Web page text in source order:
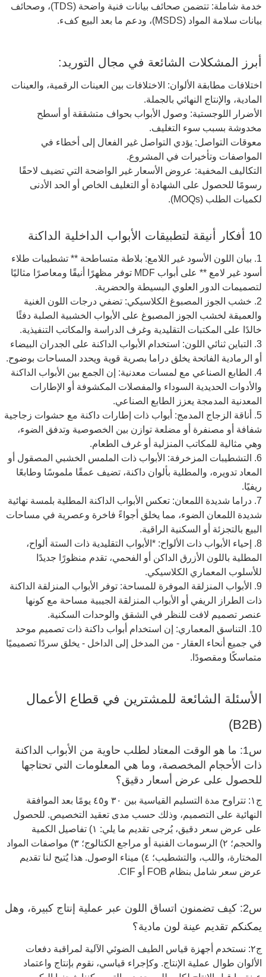
خدمة شاملة: تتضمن صحائف بيانات فنية واضحة (TDS)، وصحائف
بيانات سلامة المواد (MSDS)، ودعم ما بعد البيع كفء.
أبرز المشكلات الشائعة في مجال التوريد:
اختلافات مطابقة الألوان: الاختلافات بين العينات الرقمية، والعينات
المادية، والإنتاج النهائي بالجملة.
الأضرار اللوجستية: وصول الأبواب بحواف متشققة أو أسطح
مخدوشة بسبب سوء التغليف.
معوقات التواصل: يؤدي التواصل غير الفعال إلى أخطاء في
المواصفات وتأخيرات في المشروع.
التكاليف المخفية: عروض الأسعار غير الواضحة التي تضيف لاحقًا
رسومًا للحصول على الشهادة أو التغليف الخاص أو الحد الأدنى
لكميات الطلب (MOQs).
10 أفكار أنيقة لتطبيقات الأبواب الداخلية الداكنة
1. بيان اللون الأسود غير اللامع: بلاطة متساطحة ** تشطيبات طلاء
أسود غير لامع ** على أبواب MDF توفر مظهرًا أنيقًا ومعاصرًا مثاليًا
لتصميمات الدور العلوي البسيطة والحضرية.
2. خشب الجوز المصبوغ الكلاسيكي: تضفي درجات اللون الغنية
والعميقة لخشب الجوز المصبوغ على الأبواب الخشبية الصلبة دفئًا
خالدًا على المكتبات التقليدية وغرف الدراسة والمكاتب التنفيذية.
3. التباين ثنائي اللون: استخدام الأبواب الداكنة على الجدران البيضاء
أو الرمادية الفاتحة يخلق دراما بصرية قوية ويحدد المساحات بوضوح.
4. الطابع الصناعي مع لمسات معدنية: إن الجمع بين الأبواب الداكنة
والأدوات الحديدية السوداء والمفصلات المكشوفة أو الإطارات
المعدنية المدمجة يعزز الطابع الصناعي.
5. أناقة الزجاج المدمج: أبواب ذات إطارات داكنة مع حشوات زجاجية
شفافة أو مصنفرة أو مضلعة توازن بين الخصوصية وتدفق الضوء،
وهي مثالية للمكاتب المنزلية أو غرف الطعام.
6. التشطيبات المزخرفة: الأبواب ذات الملمس الخشبي المصقول أو
المعاد تدويره، والمطلية بألوان داكنة، تضيف عمقًا ملموسًا وطابعًا
ريفيًا.
7. دراما شديدة اللمعان: تعكس الأبواب الداكنة المطلية بلمسة نهائية
شديدة اللمعان الضوء، مما يخلق أجواءً فاخرة وعصرية في مساحات
البيع بالتجزئة أو السكنية الراقية.
8. إحياء الأبواب ذات الألواح: *الأبواب التقليدية ذات الستة ألواح،
المطلية باللون الأزرق الداكن أو الفحمي، تقدم منظورًا جديدًا
للأسلوب المعماري الكلاسيكي.
9. الأبواب المنزلقة الموفرة للمساحة: توفر الأبواب المنزلقة الداكنة
ذات الطراز الريفي أو الأبواب المنزلقة الجيبية مساحة مع كونها
عنصر تصميم لافت للنظر في الشقق والوحدات السكنية.
10. التناسق المعماري: إن استخدام أبواب داكنة ذات تصميم موحد
في جميع أنحاء العقار - من المدخل إلى الداخل - يخلق سردًا تصميميًا
متماسكًا ومقصودًا.
الأسئلة الشائعة للمشترين في قطاع الأعمال
(B2B)
س1: ما هو الوقت المعتاد لطلب حاوية من الأبواب الداكنة
ذات الأحجام المخصصة، وما هي المعلومات التي تحتاجها
للحصول على عرض أسعار دقيق؟
ج١: تتراوح مدة التسليم القياسية بين ٣٠ و٤٥ يومًا بعد الموافقة
النهائية على التصميم، وذلك حسب مدى تعقيد التخصيص. للحصول
على عرض سعر دقيق، يُرجى تقديم ما يلي: ١) تفاصيل الكمية
والحجم؛ ٢) الرسومات الفنية أو مراجع الكتالوج؛ ٣) مواصفات المواد
المختارة، واللب، والتشطيب؛ ٤) ميناء الوصول. هذا يُتيح لنا تقديم
عرض سعر شامل بنظام FOB أو CIF.
س2: كيف تضمنون اتساق اللون عبر عملية إنتاج كبيرة، وهل
يمكنكم تقديم عينة لون مادية؟
ج٢: نستخدم أجهزة قياس الطيف الضوئي الآلية لمراقبة دفعات
الألوان طوال عملية الإنتاج. وكإجراء قياسي، نقوم بإنتاج واعتماد